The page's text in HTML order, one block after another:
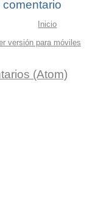
Inicio
versión para móviles
(Atom)